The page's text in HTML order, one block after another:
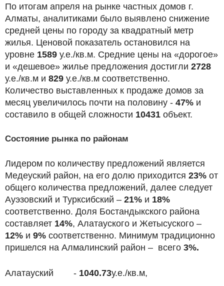
По итогам апреля на рынке частных домов г.
Алматы, аналитиками было выявлено снижение
средней цены по городу за квадратный метр
жилья. Ценовой показатель остановился на
уровне 1589 у.е./кв.м. Средние цены на «дорогое»
и «дешевое» жилье предложения достигли 2728
у.е./кв.м и 829 у.е./кв.м соответственно.
Количество выставленных к продаже домов за
месяц увеличилось почти на половину - 47% и
составило в общей сложности 10431 объект.
Состояние рынка по районам
Лидером по количеству предложений является
Медеуский район, на его долю приходится 23% от
общего количества предложений, далее следует
Ауэзовский и Турксибский – 21% и 18%
соответственно. Доля Бостандыкского района
составляет 14%, Алатауского и Жетысуского –
12% и 9% соответственно. Минимум традиционно
пришелся на Алмалинский район – всего 3%.
Алатауский - 1040.73у.е./кв.м,